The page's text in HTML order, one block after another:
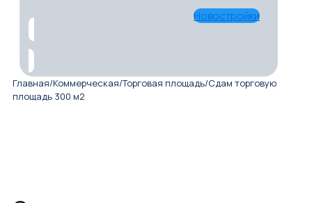
Новостройки
Главная/Коммерческая/Торговая площадь/Сдам торговую
площадь 300 м2